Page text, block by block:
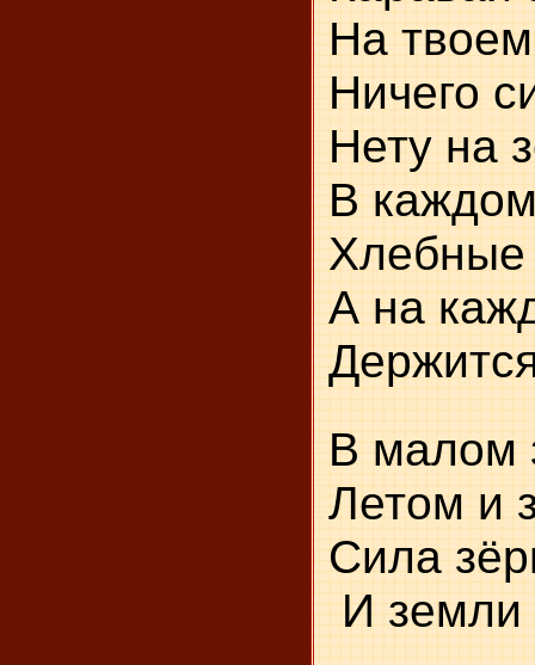
Нету на
В
А на
В
Сила
И земли